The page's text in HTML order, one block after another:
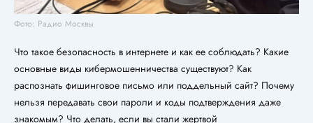
Фото: Радио Москвы
Что такое безопасность в интернете и как ее соблюдать? Какие
основные виды кибермошенничества существуют? Как
распознать фишинговое письмо или поддельный сайт? Почему
нельзя передавать свои пароли и коды подтверждения даже
знакомым? Что делать, если вы стали жертвой